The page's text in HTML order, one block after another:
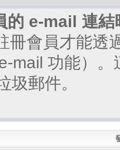
的 e-mail 連
冊會員才能透
mail 功能）
圾郵件。